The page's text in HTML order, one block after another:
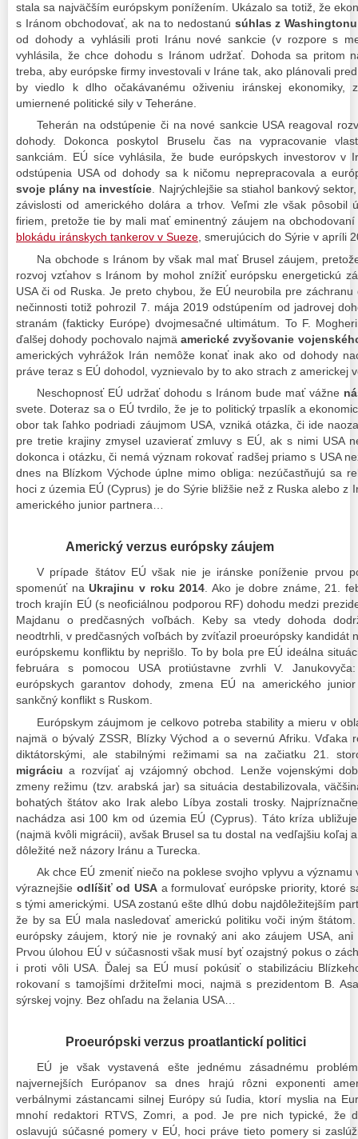
stala sa najväčším európskym ponížením. Ukázalo sa totiž, že
s Iránom obchodovať, ak na to nedostanú súhlas z Washingtonu
od dohody a vyhlásili proti Iránu nové sankcie (v rozpore s
vyhlásila, že chce dohodu s Iránom udržať. Dohoda sa pritom
treba, aby európske firmy investovali v Iráne tak, ako plánovali
by viedlo k dlho očakávanému oživeniu iránskej ekonomiky,
umiernené politické sily v Teheráne.
Teherán na odstúpenie či na nové sankcie USA reagoval
dohody. Dokonca poskytol Bruselu čas na vypracovanie
sankciám. EÚ síce vyhlásila, že bude európskych investorov v
odstúpenia USA od dohody sa k ničomu neprepracovala a
svoje plány na investície. Najrýchlejšie sa stiahol bankový
závislosti od amerického dolára a trhov. Veľmi zle však pôsobil
firiem, pretože tie by mali mať eminentný záujem na
blokádu iránskych tankerov v Sueze, smerujúcich do Sýrie v apríli
Na obchode s Iránom by však mal mať Brusel záujem,
rozvoj vzťahov s Iránom by mohol znížiť európsku energetickú
USA či od Ruska. Je preto chybou, že EÚ neurobila pre
nečinnosti totiž pohrozil 7. mája 2019 odstúpením od jadrovej
stranám (fakticky Európe) dvojmesačné ultimátum. To F.
ďalšej dohody pochovalo najmä americké zvyšovanie
amerických vyhrážok Irán nemôže konať inak ako od dohody
práve teraz s EÚ dohodol, vyznievalo by to ako strach z americkej
Neschopnosť EÚ udržať dohodu s Iránom bude mať vážne
svete. Doteraz sa o EÚ tvrdilo, že je to politický trpaslík a
obor tak ľahko podriadi záujmom USA, vzniká otázka, či ide
pre tretie krajiny zmysel uzavierať zmluvy s EÚ, ak s nimi USA
dokonca i otázku, či nemá význam rokovať radšej priamo s USA
dnes na Blízkom Východe úplne mimo obliga: nezúčastňujú sa
hoci z územia EÚ (Cyprus) je do Sýrie bližšie než z Ruska alebo z
amerického junior partnera…
Americký verzus európsky záujem
V prípade štátov EÚ však nie je iránske poníženie prvou
spomenúť naUkrajinu v roku 2014. Ako je dobre známe, 21.
troch krajín EÚ (s neoficiálnou podporou RF) dohodu medzi
Majdanu o predčasných voľbách. Keby sa vtedy dohoda
neodtrhli, v predčasných voľbách by zvíťazil proeurópsky kandidát
európskemu konfliktu by neprišlo. To by bola pre EÚ ideálna
februára s pomocou USA protiústavne zvrhli V.
európskych garantov dohody, zmena EÚ na amerického
sankčný konflikt s Ruskom.
Európskym záujmom je celkovo potreba stability a mieru v
najmä o bývalý ZSSR, Blízky Východ a o severnú Afriku. Vďaka
diktátorskými, ale stabilnými režimami sa na začiatku 21.
migráciu a rozvíjať aj vzájomný obchod. Lenže vojenskými
zmeny režimu (tzv. arabská jar) sa situácia destabilizovala,
bohatých štátov ako Irak alebo Líbya zostali trosky.
nachádza asi 100 km od územia EÚ (Cyprus). Táto kríza
(najmä kvôli migrácii), avšak Brusel sa tu dostal na vedľajšiu koľaj
dôležité než názory Iránu a Turecka.
Ak chce EÚ zmeniť niečo na poklese svojho vplyvu a
výraznejšie odlíšiť od USA a formulovať európske priority, ktoré
s tými americkými. USA zostanú ešte dlhú dobu najdôležitejším
že by sa EÚ mala nasledovať americkú politiku voči iným
európsky záujem, ktorý nie je rovnaký ani ako záujem USA,
Prvou úlohou EÚ v súčasnosti však musí byť ozajstný pokus o
i proti vôli USA. Ďalej sa EÚ musí pokúsiť o stabilizáciu
rokovaní s tamojšími držiteľmi moci, najmä s prezidentom B.
sýrskej vojny. Bez ohľadu na želania USA…
Proeurópski verzus proatlantickí politici
EÚ je však vystavená ešte jednému zásadnému
najvernejších Európanov sa dnes hrajú rôzni exponenti
verbálnymi zástancami silnej Európy sú ľudia, ktorí myslia na
mnohí redaktori RTVS, Zomri, a pod. Je pre nich typické, že
oslavujú súčasné pomery v EÚ, hoci práve tieto pomery si